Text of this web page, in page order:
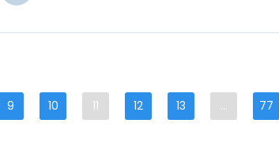
9 10 11 12 13 ... 77